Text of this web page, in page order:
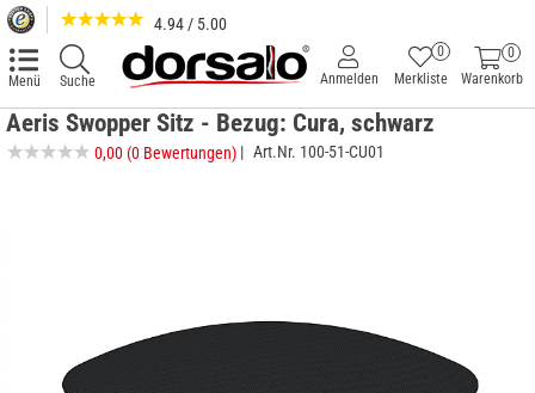
4.94 / 5.00
Menü Suche
0
Warenkorb
Merkliste
0
Anmelden
Aeris Swopper Sitz - Bezug: Cura, schwarz
0,00 (0 Bewertungen) | Art.Nr. 100-51-CU01